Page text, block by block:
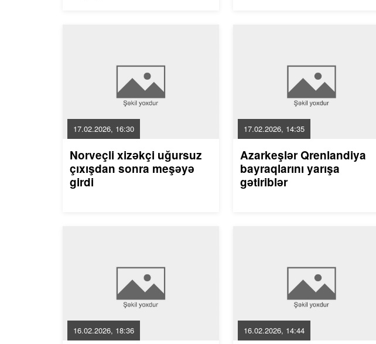
17.02.2026, 16:30
Norveçli xizəkçi uğursuz
çıxışdan sonra meşəyə
girdi
17.02.2026, 14:35
Azarkeşlər Qrenlandiya
bayraqlarını yarışa
gətiriblər
16.02.2026, 18:36 16.02.2026, 14:44